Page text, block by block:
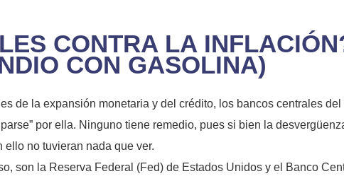
CONTRA LA
CON GASOLINA)
de la expansión monetaria y del crédito, los bancos centrales
por ella. Ninguno tiene remedio, pues si bien la
no tuvieran nada que ver.
son la Reserva Federal (Fed) de Estados Unidos y el Banco